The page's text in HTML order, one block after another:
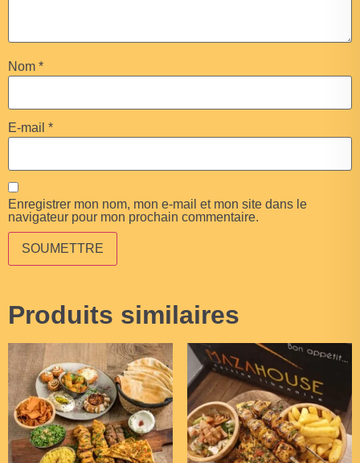
Nom *
E-mail *
Enregistrer mon nom, mon e-mail et mon site dans le
navigateur pour mon prochain commentaire.
Produits similaires